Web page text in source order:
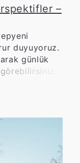
–
duyuyoruz.
günlük
görebilirsiniz.